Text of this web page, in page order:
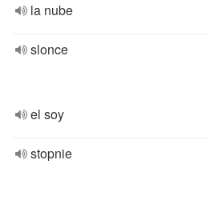
la nube
slonce
el soy
stopnie